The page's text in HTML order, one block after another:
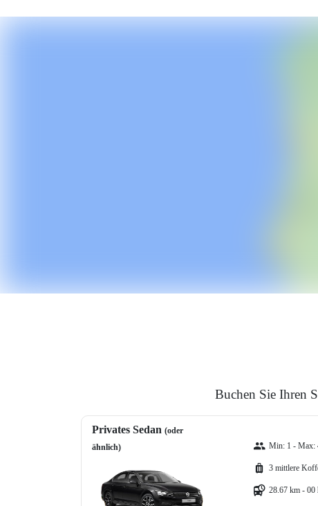
Buchen Sie Ihren
Privates Sedan (oder
ähnlich)
Min: 1 - Max:
3 mittlere
28.67 km - 00